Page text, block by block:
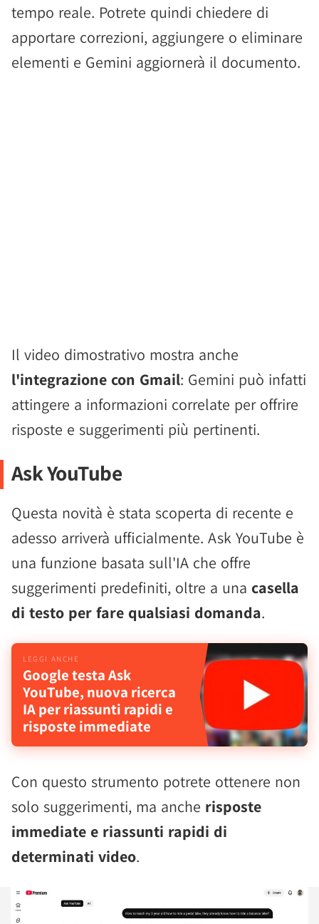
tempo reale. Potrete quindi chiedere di
apportare correzioni, aggiungere o eliminare
elementi e Gemini aggiornerà il documento.
Il video dimostrativo mostra anche
l'integrazione con Gmail: Gemini può infatti
attingere a informazioni correlate per offrire
risposte e suggerimenti più pertinenti.
Ask YouTube
Questa novità è stata scoperta di recente e
adesso arriverà ufficialmente. Ask YouTube è
una funzione basata sull'IA che offre
suggerimenti predefiniti, oltre a una casella
di testo per fare qualsiasi domanda.
Google testa Ask
YouTube, nuova ricerca
IA per riassunti rapidi e
risposte immediate
Con questo strumento potrete ottenere non
solo suggerimenti, ma anche risposte
immediate e riassunti rapidi di
determinati video.